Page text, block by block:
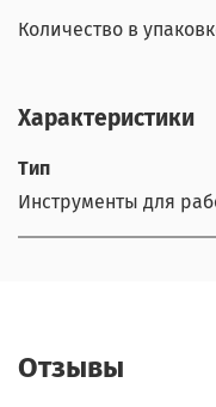
Количество в
Характеристики
Тип
Инструменты для
Отзывы